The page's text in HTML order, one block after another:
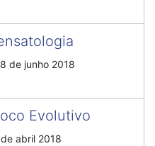
de junho 2018
Evolutivo
abril 2018